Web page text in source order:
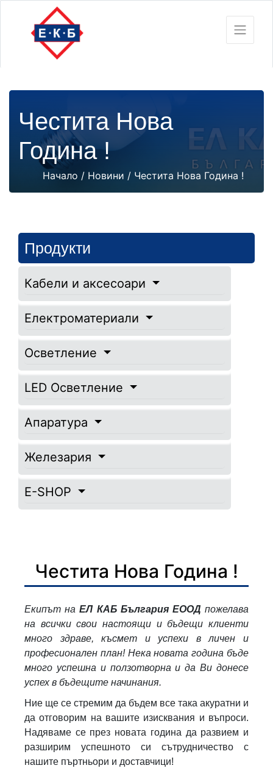
Честита Нова
Година !
Начало / Новини / Честита Нова Година !
Продукти
Кабели и аксесоари
Електроматериали
Осветление
LED Осветление
Апаратура
Железария
E-SHOP
Честита Нова Година !
Екипът наЕЛ КАБ България ЕООД пожелава
на всички свои настоящи и бъдещи клиенти
много здраве, късмет и успехи в личен и
професионален план! Нека новата година бъде
много успешна и ползотворна и да Ви донесе
успех в бъдещите начинания.
Ние ще се стремим да бъдем все така акуратни и
да отговорим на вашите изисквания и въпроси.
Надяваме се през новата година да развием и
разширим успешното си сътрудничество с
нашите пъртньори и доставчици!